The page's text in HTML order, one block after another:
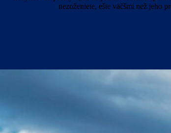
nezoženiete, ešte väčšmi než jeho